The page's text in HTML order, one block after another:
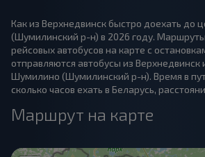
Как из Верхнедвинск быстро доехать до
(Шумилинский р-н) в 2026 году.
рейсовых автобусов на карте с
отправляются автобусы из Верхнедвинск
Шумилино (Шумилинский р-н). Время в
сколько часов ехать в Беларусь,
Маршрут на карте